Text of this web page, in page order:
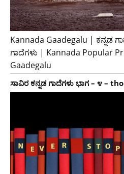
Kannada Gaadegalu | ಕನ್ನಡ
ಗಾದೆಗಳು | Kannada Popular
Gaadegalu
ಸಾವಿರ ಕನ್ನಡ ಗಾದೆಗಳು ಭಾಗ – ೪ –